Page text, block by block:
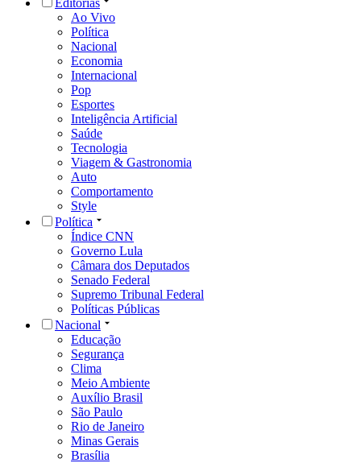
Ao Vivo
Política
Nacional
Economia
Internacional
Pop
Esportes
Inteligência Artificial
Saúde
Tecnologia
Viagem & Gastronomia
Auto
Comportamento
Style
Política
Índice CNN
Governo Lula
Câmara dos Deputados
Senado Federal
Supremo Tribunal Federal
Políticas Públicas
Nacional
Educação
Segurança
Clima
Meio Ambiente
Auxílio Brasil
São Paulo
Rio de Janeiro
Minas Gerais
Brasília